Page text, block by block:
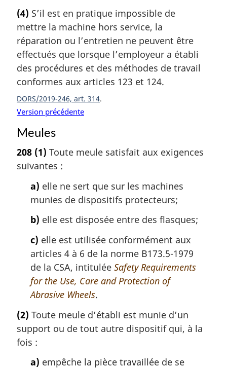
(4) S’il est en pratique impossible de
mettre la machine hors service, la
réparation ou l’entretien ne peuvent être
effectués que lorsque l’employeur a établi
des procédures et des méthodes de travail
conformes aux articles 123 et 124.
DORS/2019-246, art. 314
Version précédente
Meules
208 (1) Toute meule satisfait aux exigences
suivantes :
a) elle ne sert que sur les machines
munies de dispositifs protecteurs;
b) elle est disposée entre des flasques;
c) elle est utilisée conformément aux
articles 4 à 6 de la norme B173.5-1979
de la CSA, intitulée Safety Requirements
for the Use, Care and Protection of
Abrasive Wheels.
(2) Toute meule d’établi est munie d’un
support ou de tout autre dispositif qui, à la
fois :
a) empêche la pièce travaillée de se